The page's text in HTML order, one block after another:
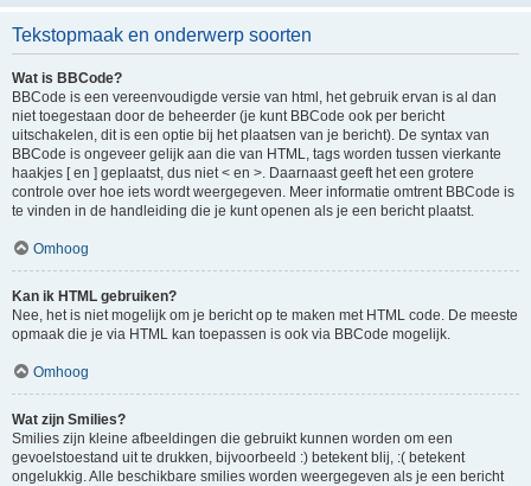
Tekstopmaak en onderwerp soorten
Wat is BBCode?
BBCode is een vereenvoudigde versie van html, het gebruik ervan is al dan
niet toegestaan door de beheerder (je kunt BBCode ook per bericht
uitschakelen, dit is een optie bij het plaatsen van je bericht). De syntax van
BBCode is ongeveer gelijk aan die van HTML, tags worden tussen vierkante
haakjes [ en ] geplaatst, dus niet < en >. Daarnaast geeft het een grotere
controle over hoe iets wordt weergegeven. Meer informatie omtrent BBCode is
te vinden in de handleiding die je kunt openen als je een bericht plaatst.
Omhoog
Kan ik HTML gebruiken?
Nee, het is niet mogelijk om je bericht op te maken met HTML code. De meeste
opmaak die je via HTML kan toepassen is ook via BBCode mogelijk.
Omhoog
Wat zijn Smilies?
Smilies zijn kleine afbeeldingen die gebruikt kunnen worden om een
gevoelstoestand uit te drukken, bijvoorbeeld :) betekent blij, :( betekent
ongelukkig. Alle beschikbare smilies worden weergegeven als je een bericht